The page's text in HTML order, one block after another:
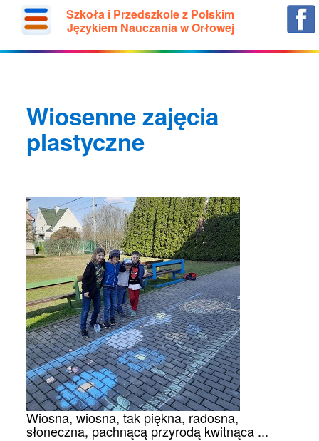
Szkoła i Przedszkole z Polskim
Językiem Nauczania w Orłowej
Wiosenne zajęcia
plastyczne
Wiosna, wiosna, tak piękna, radosna,
słoneczna, pachnącą przyrodą kwitnąca ...